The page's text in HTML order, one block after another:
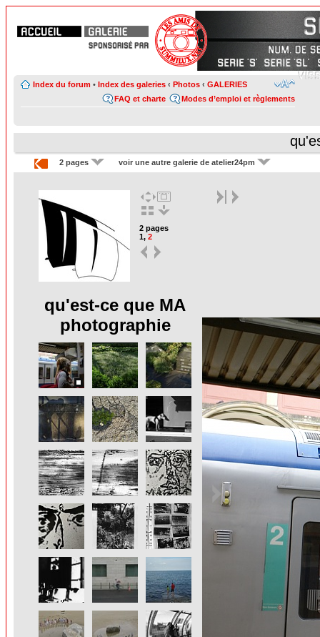
Index du forum • Index des galeries ‹ Photos ‹ GALERIES
Modes d’emploi et règlements
FAQ et charte
2 pages voir une autre galerie de atelier24pm
2 pages
1, 2
qu'est-ce que MA
photographie